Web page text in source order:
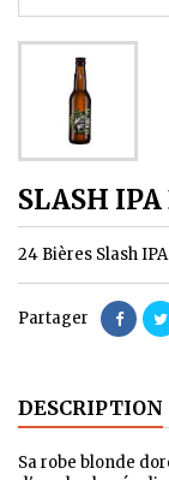
SLASH
24 Bières Slash
Partager
DESCRIPTION
Sa robe blonde